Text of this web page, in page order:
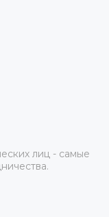
лиц - самые